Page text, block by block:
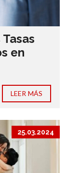
en
LEER MÁS
25.03.2024